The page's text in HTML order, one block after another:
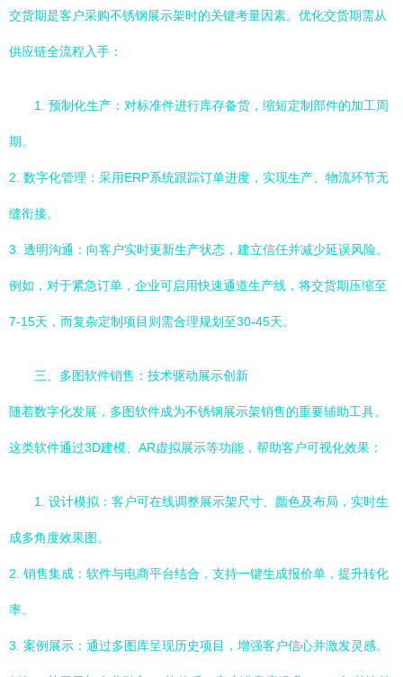
交货期是客户采购不锈钢展示架时的关键考量因素。优化交货期需从
供应链全流程入手：
1. 预制化生产：对标准件进行库存备货，缩短定制部件的加工周
期。
2. 数字化管理：采用ERP系统跟踪订单进度，实现生产、物流环节无
缝衔接。
3. 透明沟通：向客户实时更新生产状态，建立信任并减少延误风险。
例如，对于紧急订单，企业可启用快速通道生产线，将交货期压缩至
7-15天，而复杂定制项目则需合理规划至30-45天。
三、多图软件销售：技术驱动展示创新
随着数字化发展，多图软件成为不锈钢展示架销售的重要辅助工具。
这类软件通过3D建模、AR虚拟展示等功能，帮助客户可视化效果：
1. 设计模拟：客户可在线调整展示架尺寸、颜色及布局，实时生
成多角度效果图。
2. 销售集成：软件与电商平台结合，支持一键生成报价单，提升转化
率。
3. 案例展示：通过多图库呈现历史项目，增强客户信心并激发灵感。